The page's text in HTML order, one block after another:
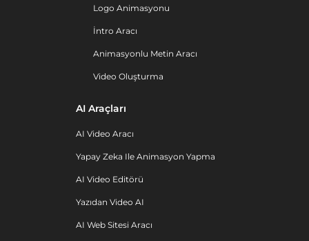
Logo Animasyonu
İntro Aracı
Animasyonlu Metin Aracı
Video Oluşturma
AI Araçları
AI Video Aracı
Yapay Zeka Ile Animasyon Yapma
AI Video Editörü
Yazıdan Video AI
AI Web Sitesi Aracı